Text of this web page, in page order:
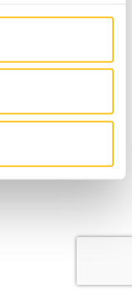
kunt de cookie
de link onderaan